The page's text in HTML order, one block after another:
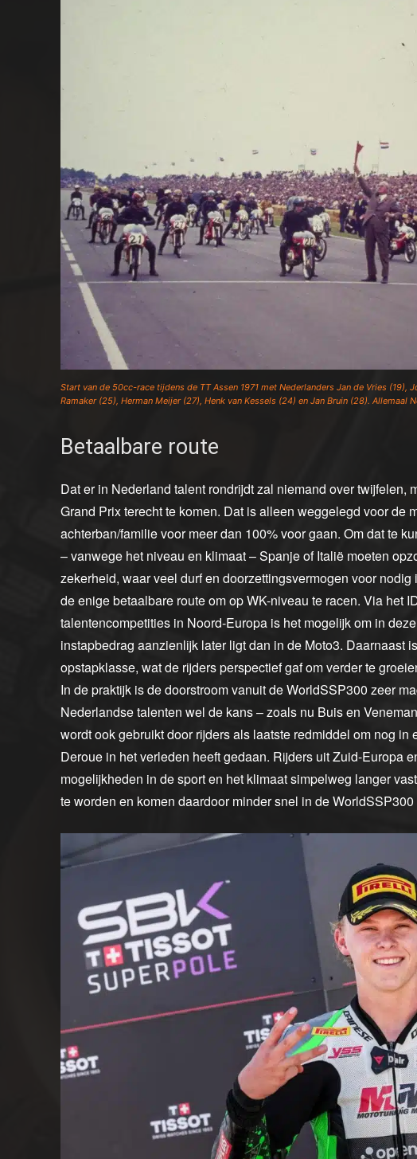
Start van de 50cc-race tijdens de TT Assen 1971 met Nederlanders Jan de Vries (19),
Ramaker (25), Herman Meijer (27), Henk van Kessels (24) en Jan Bruin (28). Allemaal
Betaalbare route
Dat er in Nederland talent rondrijdt zal niemand over twijfelen,
Grand Prix terecht te komen. Dat is alleen weggelegd voor de
achterban/familie voor meer dan 100% voor gaan. Om dat te
– vanwege het niveau en klimaat – Spanje of Italië moeten
zekerheid, waar veel durf en doorzettingsvermogen voor
de enige betaalbare route om op WK-niveau te racen. Via het
talentencompetities in Noord-Europa is het mogelijk om in
instapbedrag aanzienlijk later ligt dan in de Moto3. Daarnaast
opstapklasse, wat de rijders perspectief gaf om verder te
In de praktijk is de doorstroom vanuit de WorldSSP300 zeer
Nederlandse talenten wel de kans – zoals nu Buis en
wordt ook gebruikt door rijders als laatste redmiddel om nog
Deroue in het verleden heeft gedaan. Rijders uit Zuid-Europa
mogelijkheden in de sport en het klimaat simpelweg langer
te worden en komen daardoor minder snel in de